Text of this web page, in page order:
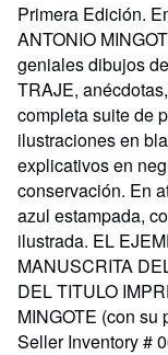
Primera Edición.
ANTONIO
geniales dibujos
TRAJE,
completa suite de
ilustraciones en
explicativos en
conservación. En
azul estampada,
ilustrada. EL
MANUSCRITA
DEL TITULO
MINGOTE (con su
Seller Inventory #